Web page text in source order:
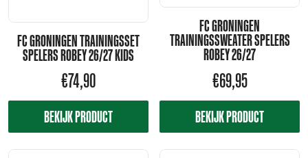
FC GRONINGEN TRAININGSSET
SPELERS ROBEY 26/27 KIDS
€74,90
BEKIJK PRODUCT
FC GRONINGEN
TRAININGSSWEATER SPELERS
ROBEY 26/27
€69,95
BEKIJK PRODUCT